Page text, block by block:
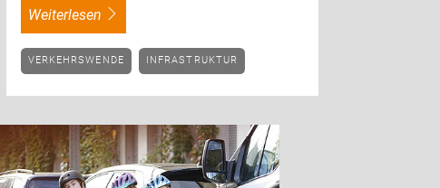
weiterlesen
VERKEHRSWENDE INFRASTRUKTUR